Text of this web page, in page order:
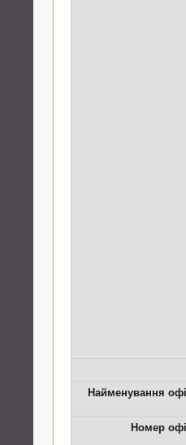
Найменування
Номер